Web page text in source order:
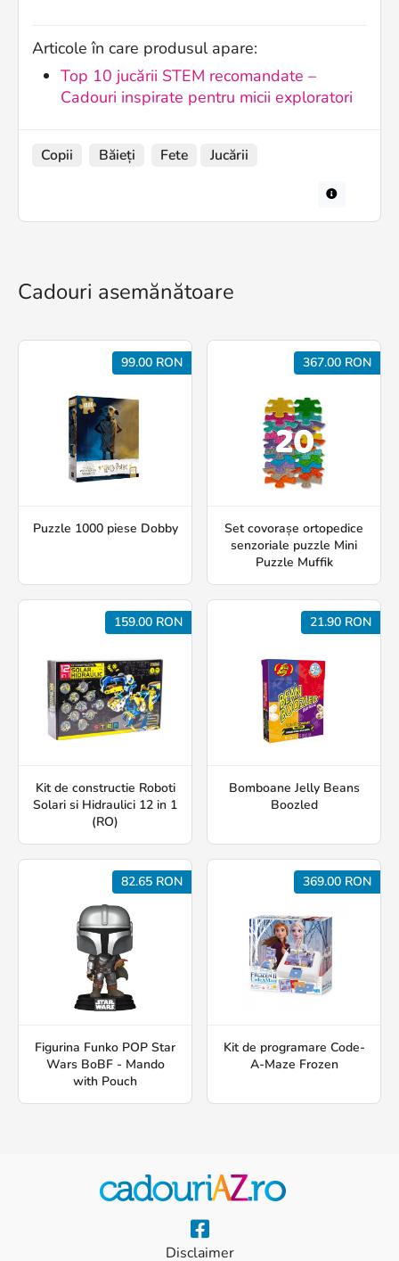
Articole în care produsul apare:
Top 10 jucării STEM recomandate –
Cadouri inspirate pentru micii exploratori
Copii Băieți Fete Jucării
Cadouri asemănătoare
99.00 RON
Puzzle 1000 piese Dobby
367.00 RON
Set covorașe ortopedice
senzoriale puzzle Mini
Puzzle Muffik
159.00 RON
Kit de constructie Roboti
Solari si Hidraulici 12 in 1
(RO)
21.90 RON
Bomboane Jelly Beans
Boozled
82.65 RON
Figurina Funko POP Star
Wars BoBF - Mando
with Pouch
369.00 RON
Kit de programare Code-
A-Maze Frozen
Disclaimer